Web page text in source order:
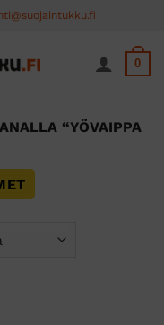
0
“YÖVAIPPA